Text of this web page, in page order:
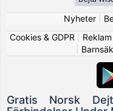
Nyheter|
Cookies & GDPR
Reklam
Gratis Norsk